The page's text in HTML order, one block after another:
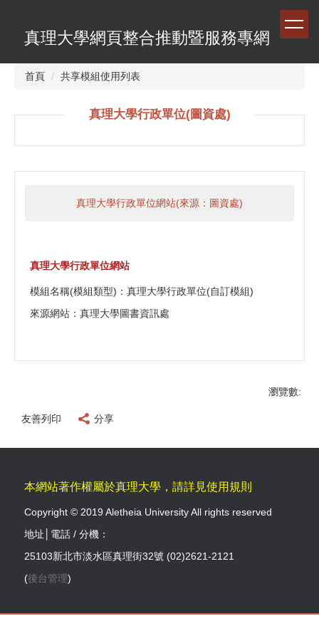
真理大學網頁整合推動暨服務專網
首頁 共享模組使用列表
真理大學行政單位(圖資處)
真理大學行政單位網站(來源：圖資處)
真理大學行政單位網站
模組名稱(模組類型)：真理大學行政單位(自訂模組)
來源網站：真理大學圖書資訊處
瀏覽數:
友善列印 分享
本網站著作權屬於真理大學，請詳見使用規則
Copyright © 2019 Aletheia University All rights reserved
地址│電話 / 分機：
25103新北市淡水區真理街32號 (02)2621-2121
(後台管理)